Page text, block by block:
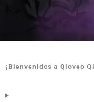
¡Bienvenidos a Qloveo